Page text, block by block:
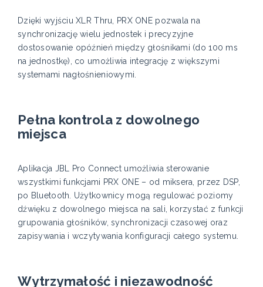
Dzięki wyjściu XLR Thru, PRX ONE pozwala na
synchronizację wielu jednostek i precyzyjne
dostosowanie opóźnień między głośnikami (do 100 ms
na jednostkę), co umożliwia integrację z większymi
systemami nagłośnieniowymi.
Pełna kontrola z dowolnego
miejsca
Aplikacja JBL Pro Connect umożliwia sterowanie
wszystkimi funkcjami PRX ONE – od miksera, przez DSP,
po Bluetooth. Użytkownicy mogą regulować poziomy
dźwięku z dowolnego miejsca na sali, korzystać z funkcji
grupowania głośników, synchronizacji czasowej oraz
zapisywania i wczytywania konfiguracji całego systemu.
Wytrzymałość i niezawodność